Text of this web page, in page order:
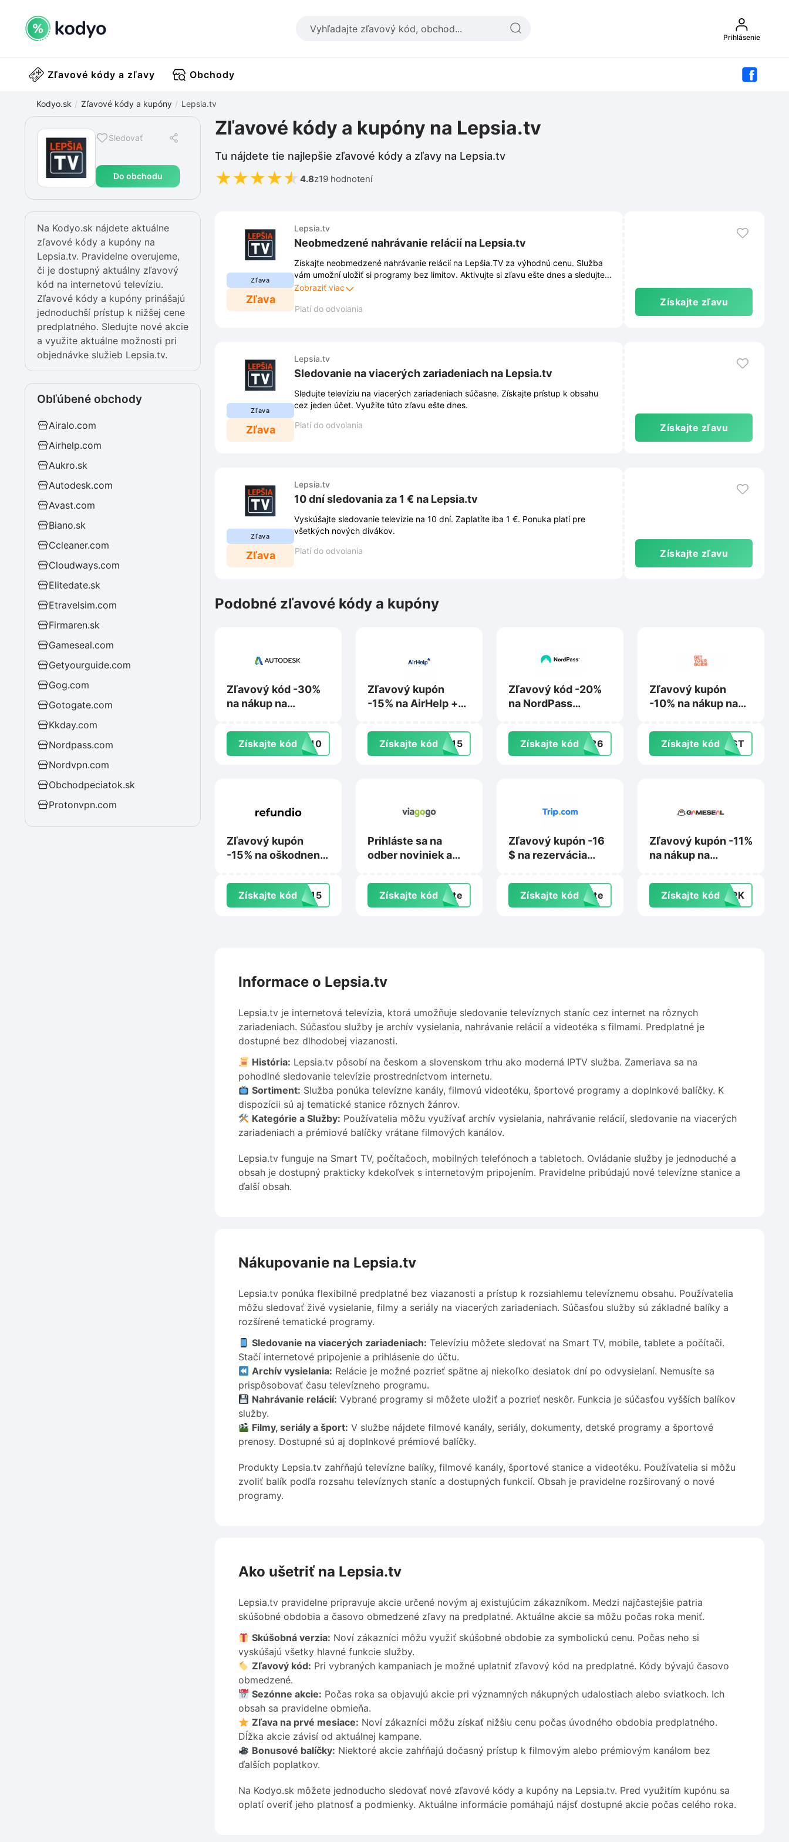
Prihlásenie
Zľavové kódy a zľavy Obchody
Kodyo.sk Zľavové kódy a kupóny Lepsia.tv
Sledovať
Do obchodu
Zľavové kódy a kupóny na Lepsia.tv
Tu nájdete tie najlepšie zľavové kódy a zľavy na Lepsia.tv
★★★★★ 4.8z19 hodnotení
Na Kodyo.sk nájdete aktuálne
zľavové kódy a kupóny na
Lepsia.tv. Pravidelne overujeme,
či je dostupný aktuálny zľavový
kód na internetovú televíziu.
Zľavové kódy a kupóny prinášajú
jednoduchší prístup k nižšej cene
predplatného. Sledujte nové akcie
a využite aktuálne možnosti pri
objednávke služieb Lepsia.tv.
Obľúbené obchody
Airalo.com
Airhelp.com
Aukro.sk
Autodesk.com
Avast.com
Biano.sk
Ccleaner.com
Cloudways.com
Elitedate.sk
Etravelsim.com
Firmaren.sk
Gameseal.com
Getyourguide.com
Gog.com
Gotogate.com
Kkday.com
Nordpass.com
Nordvpn.com
Obchodpeciatok.sk
Protonvpn.com
Zľava
Zľava
Lepsia.tv
Neobmedzené nahrávanie relácií na Lepsia.tv
Získajte neobmedzené nahrávanie relácií na Lepšia.TV za výhodnú cenu. Služba
vám umožní uložiť si programy bez limitov. Aktivujte si zľavu ešte dnes a sledujte
obsah podľa svojich predstáv.
Zobraziť viac
Platí do odvolania
Získajte zľavu
Zľava
Zľava
Lepsia.tv
Sledovanie na viacerých zariadeniach na Lepsia.tv
Sledujte televíziu na viacerých zariadeniach súčasne. Získajte prístup k obsahu
cez jeden účet. Využite túto zľavu ešte dnes.
Platí do odvolania
Získajte zľavu
Zľava
Zľava
Lepsia.tv
10 dní sledovania za 1 € na Lepsia.tv
Vyskúšajte sledovanie televízie na 10 dní. Zaplatíte iba 1 €. Ponuka platí pre
všetkých nových divákov.
Platí do odvolania
Získajte zľavu
Podobné zľavové kódy a kupóny
Zľavový kód -30%
na nákup na
Získajte kódVE10
Zľavový kupón
-15% na AirHelp +
Získajte kódZY15
Zľavový kód -20%
na NordPass
Enterprise na
Nordpass.com
Získajte kódER26
Zľavový kupón
-10% na nákup na
Získajte kódIRST
Zľavový kupón
-15% na oškodnenie
Získajte kódTE15
Prihláste sa na
odber noviniek a
ponuky a
propagačné akcie
na Viagogo.com
Získajte kód exte
Zľavový kupón -16
$ na rezervácia
Získajte kód exte
Zľavový kupón -11%
na nákup na
Získajte kódTOPK
Informace o Lepsia.tv
Lepsia.tv je internetová televízia, ktorá umožňuje sledovanie televíznych staníc cez internet na rôznych
zariadeniach. Súčasťou služby je archív vysielania, nahrávanie relácií a videotéka s filmami. Predplatné je
dostupné bez dlhodobej viazanosti.
História: Lepsia.tv pôsobí na českom a slovenskom trhu ako moderná IPTV služba. Zameriava sa na
pohodlné sledovanie televízie prostredníctvom internetu.
Sortiment: Služba ponúka televízne kanály, filmovú videotéku, športové programy a doplnkové balíčky. K
dispozícii sú aj tematické stanice rôznych žánrov.
Kategórie a Služby: Používatelia môžu využívať archív vysielania, nahrávanie relácií, sledovanie na viacerých
zariadeniach a prémiové balíčky vrátane filmových kanálov.
Lepsia.tv funguje na Smart TV, počítačoch, mobilných telefónoch a tabletoch. Ovládanie služby je jednoduché a
obsah je dostupný prakticky kdekoľvek s internetovým pripojením. Pravidelne pribúdajú nové televízne stanice a
ďalší obsah.
Nákupovanie na Lepsia.tv
Lepsia.tv ponúka flexibilné predplatné bez viazanosti a prístup k rozsiahlemu televíznemu obsahu. Používatelia
môžu sledovať živé vysielanie, filmy a seriály na viacerých zariadeniach. Súčasťou služby sú základné balíky a
rozšírené tematické programy.
Sledovanie na viacerých zariadeniach: Televíziu môžete sledovať na Smart TV, mobile, tablete a počítači.
Stačí internetové pripojenie a prihlásenie do účtu.
Archív vysielania: Relácie je možné pozrieť spätne aj niekoľko desiatok dní po odvysielaní. Nemusíte sa
prispôsobovať času televízneho programu.
Nahrávanie relácií: Vybrané programy si môžete uložiť a pozrieť neskôr. Funkcia je súčasťou vyšších balíkov
služby.
Filmy, seriály a šport: V službe nájdete filmové kanály, seriály, dokumenty, detské programy a športové
prenosy. Dostupné sú aj doplnkové prémiové balíčky.
Produkty Lepsia.tv zahŕňajú televízne balíky, filmové kanály, športové stanice a videotéku. Používatelia si môžu
zvoliť balík podľa rozsahu televíznych staníc a dostupných funkcií. Obsah je pravidelne rozširovaný o nové
programy.
Ako ušetriť na Lepsia.tv
Lepsia.tv pravidelne pripravuje akcie určené novým aj existujúcim zákazníkom. Medzi najčastejšie patria
skúšobné obdobia a časovo obmedzené zľavy na predplatné. Aktuálne akcie sa môžu počas roka meniť.
Skúšobná verzia: Noví zákazníci môžu využiť skúšobné obdobie za symbolickú cenu. Počas neho si
vyskúšajú všetky hlavné funkcie služby.
Zľavový kód: Pri vybraných kampaniach je možné uplatniť zľavový kód na predplatné. Kódy bývajú časovo
obmedzené.
Sezónne akcie: Počas roka sa objavujú akcie pri významných nákupných udalostiach alebo sviatkoch. Ich
obsah sa pravidelne obmieňa.
Zľava na prvé mesiace: Noví zákazníci môžu získať nižšiu cenu počas úvodného obdobia predplatného.
Dĺžka akcie závisí od aktuálnej kampane.
Bonusové balíčky: Niektoré akcie zahŕňajú dočasný prístup k filmovým alebo prémiovým kanálom bez
ďalších poplatkov.
Na Kodyo.sk môžete jednoducho sledovať nové zľavové kódy a kupóny na Lepsia.tv. Pred využitím kupónu sa
oplatí overiť jeho platnosť a podmienky. Aktuálne informácie pomáhajú nájsť dostupné akcie počas celého roka.